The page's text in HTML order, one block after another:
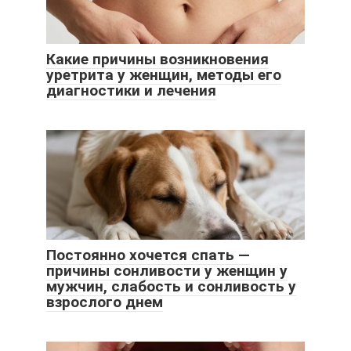
Какие причины возникновения
уретрита у женщин, методы его
диагностики и лечения
Постоянно хочется спать —
причины сонливости у женщин у
мужчин, слабость и сонливость у
взрослого днем